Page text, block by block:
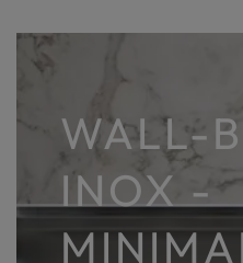
WALL-
INOX -